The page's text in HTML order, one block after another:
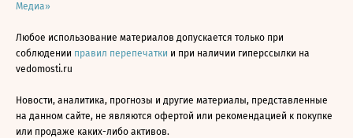
Медиа»
Любое использование материалов допускается только при
соблюдении правил перепечатки и при наличии гиперссылки на
vedomosti.ru
Новости, аналитика, прогнозы и другие материалы, представленные
на данном сайте, не являются офертой или рекомендацией к покупке
или продаже каких-либо активов.